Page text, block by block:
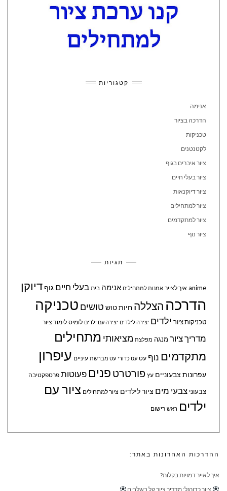
קטגוריות
אנימה
הדרכה בציור
טכניקות
לקטנטנים
ציור איברים בגוף
ציור בעלי חיים
ציור דיוקנאות
ציור למתחילים
ציור למתקדמים
ציור נוף
תגיות
anime איך לצייר אמנות למתחילים אנימה בית בעלי חיים גוףדיוקן
הדרכה הצללה חיותטוש טושים טכניקה
טכניקות ציור ילדים יצירה לילדים יצירה עם ילדים לומיס לימוד ציור
מדריך ציור מנגה מפלצת מציאותי מתחילים
מתקדמים נוף עט עט כדורי עט מברשת עיניים עיפרון
עפרונות צבעוניים עץ פורטרט פנים פעוטות פרספקטיבה
צבעוני צבעי מים ציור לילדים ציור למתחילים ציור עם
ילדים ראש רישום
ההדרכות האחרונות באתר:
איך לאייר דמויות בקלות?
ציור כדורגל: מדריך ציור קל בשלבים